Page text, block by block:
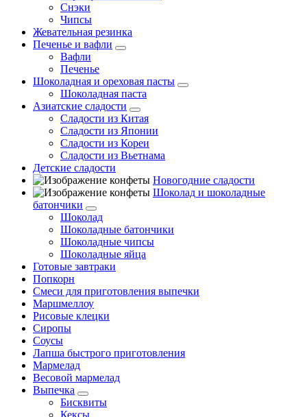
Снэки
Чипсы
Жевательная резинка
Печенье и вафли
Вафли
Печенье
Шоколадная и ореховая пасты
Шоколадная паста
Азиатские сладости
Сладости из Китая
Сладости из Японии
Сладости из Кореи
Сладости из Вьетнама
Детские сладости
Новогодние сладости
Шоколад и шоколадные
батончики
Шоколад
Шоколадные батончики
Шоколадные чипсы
Шоколадные яйца
Готовые завтраки
Попкорн
Смеси для приготовления выпечки
Маршмеллоу
Рисовые клецки
Сиропы
Соусы
Лапша быстрого приготовления
Мармелад
Весовой мармелад
Выпечка
Бисквиты
Кексы